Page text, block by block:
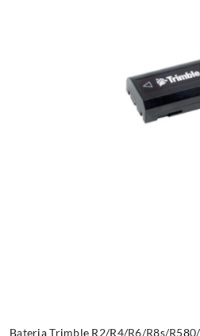
Bateria Trimble R2/R4/R6/R8s/